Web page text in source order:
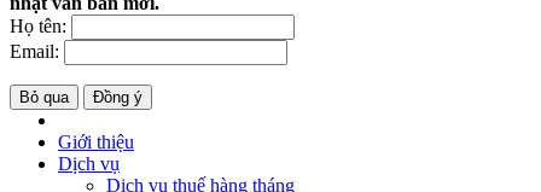
Họ tên:
Email:
Bỏ qua Đồng ý
Giới thiệu
Dịch vụ
Dịch vụ thuế hàng tháng